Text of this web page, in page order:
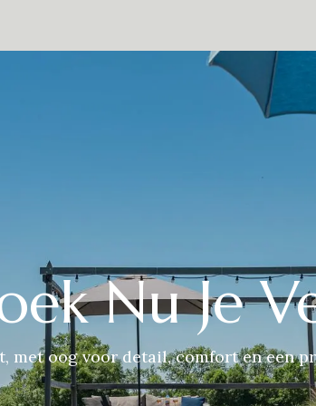
Nu Je
met oog voor detail, comfort en een